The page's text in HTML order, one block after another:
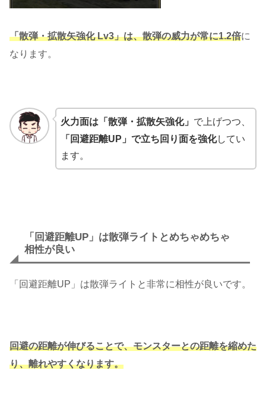
「散弾・拡散矢強化 Lv3」は、散弾の威力が常に1.2倍に
なります。
火力面は「散弾・拡散矢強化」 で上げつつ、
「回避距離UP」で立ち回り面を強化してい
ます。
「回避距離UP」は散弾ライトとめちゃめちゃ
相性が良い
「回避距離UP」は散弾ライトと非常に相性が良いです。
回避の距離が伸びることで、モンスターとの距離を縮めた
り、離れやすくなります。